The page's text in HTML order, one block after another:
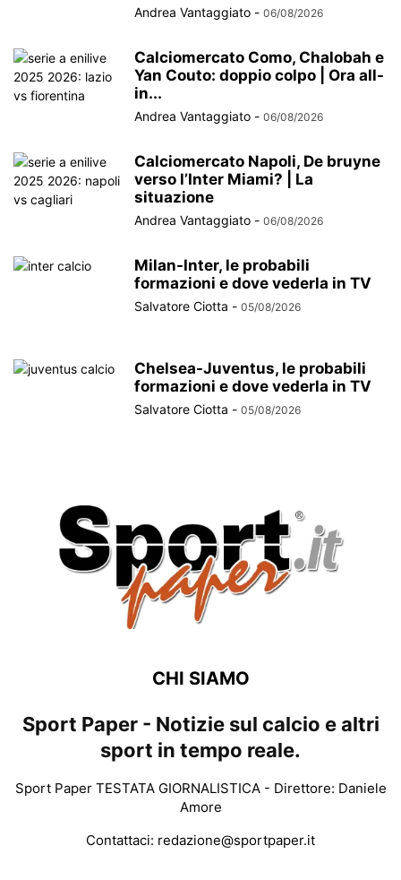
Andrea Vantaggiato - 06/08/2026
Calciomercato Como, Chalobah e
Yan Couto: doppio colpo | Ora all-
in...
Andrea Vantaggiato - 06/08/2026
Calciomercato Napoli, De bruyne
verso l’Inter Miami? | La
situazione
Andrea Vantaggiato - 06/08/2026
Milan-Inter, le probabili
formazioni e dove vederla in TV
Salvatore Ciotta - 05/08/2026
Chelsea-Juventus, le probabili
formazioni e dove vederla in TV
Salvatore Ciotta - 05/08/2026
CHI SIAMO
Sport Paper - Notizie sul calcio e altri
sport in tempo reale.
Sport Paper TESTATA GIORNALISTICA - Direttore: Daniele
Amore
Contattaci: redazione@sportpaper.it